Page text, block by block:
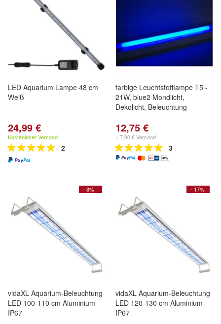
LED Aquarium Lampe 48 cm
Weiß
24,99 €
Kostenloser Versand
2
farbige Leuchtstofflampe T5 -
21W, blue2 Mondlicht,
Dekolicht, Beleuchtung
12,75 €
+ 7,90 € Versand
3
- 8%
vidaXL Aquarium-Beleuchtung
LED 100-110 cm Aluminium
IP67
- 17%
vidaXL Aquarium-Beleuchtung
LED 120-130 cm Aluminium
IP67